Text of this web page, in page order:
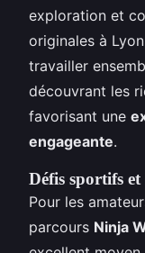
exploration et
originales à
travailler
découvrant les
favorisant une
engageante.
Défis sportifs
Pour les
parcours Ninja